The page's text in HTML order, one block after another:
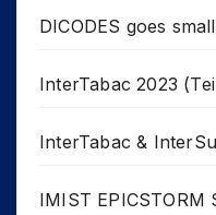
DICODES goes small
InterTabac 2023
InterTabac &
IMIST EPICSTORM